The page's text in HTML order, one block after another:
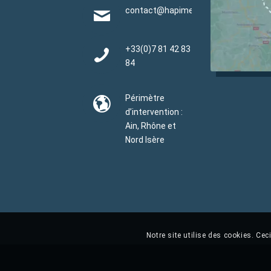
contact@hapimen.fr
+33(0)7 81 42 83
84
Périmètre
d’intervention :
Ain, Rhône et
Nord Isère
Notre site utilise des cookies.